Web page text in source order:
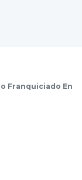
Franquiciado En